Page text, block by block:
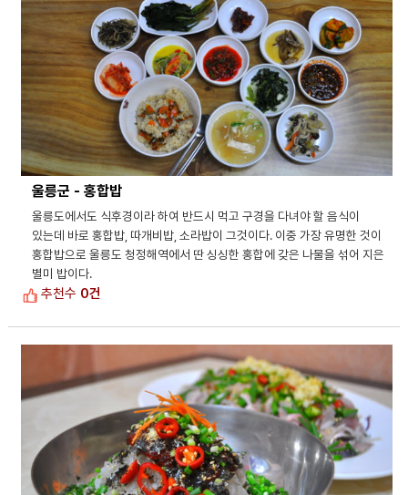
울릉군 - 홍합밥
울릉도에서도 식후경이라 하여 반드시 먹고 구경을 다녀야 할 음식이
있는데 바로 홍합밥, 따개비밥, 소라밥이 그것이다. 이중 가장 유명한 것이
홍합밥으로 울릉도 청정해역에서 딴 싱싱한 홍합에 갖은 나물을 섞어 지은
별미 밥이다.
추천수 0건